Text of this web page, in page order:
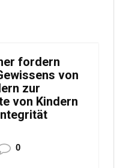
fordern
von
zur
von Kindern
0